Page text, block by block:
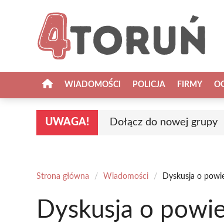
WIADOMOŚCI POLICJA FIRMY
UWAGA! Dołącz do nowej grupy
Strona główna / Wiadomości / Dyskusja o
Dyskusja o